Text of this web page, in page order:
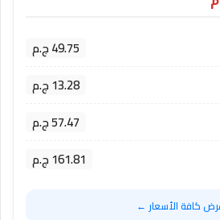
49.75 ج.م
13.28 ج.م
57.47 ج.م
161.81 ج.م
كافة الأسعار ←